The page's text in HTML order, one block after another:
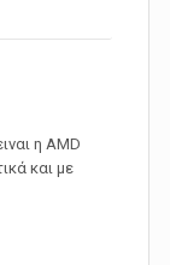
η AMD
και με